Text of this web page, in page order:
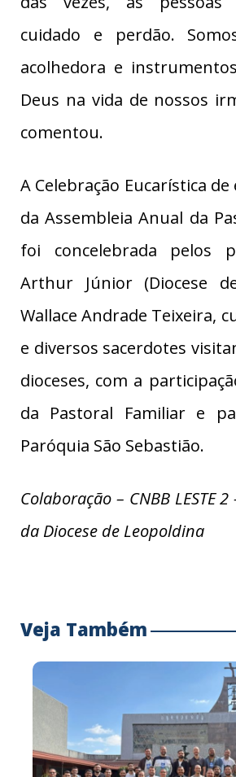
cuidado e perdão.
acolhedora e
Deus na vida de nossos
comentou.
A Celebração Eucarística
da Assembleia Anual da
foi concelebrada pelos
Arthur Júnior (Diocese
Wallace Andrade Teixeira,
e diversos sacerdotes
dioceses, com a
da Pastoral Familiar e
Paróquia São Sebastião.
Colaboração – CNBB LESTE
da Diocese de Leopoldina
Veja Também